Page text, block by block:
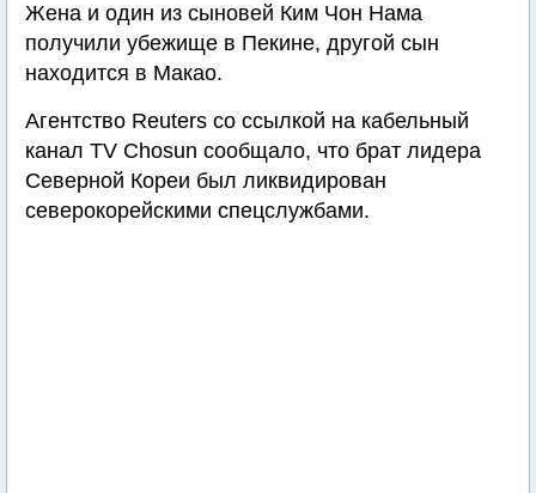
Жена и один из сыновей Ким Чон Нама
получили убежище в Пекине, другой сын
находится в Макао.
Агентство Reuters со ссылкой на кабельный
канал TV Chosun сообщало, что брат лидера
Северной Кореи был ликвидирован
северокорейскими спецслужбами.